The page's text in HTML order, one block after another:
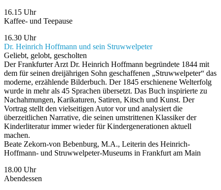
16.15 Uhr
Kaffee- und Teepause
16.30 Uhr
Dr. Heinrich Hoffmann und sein Struwwelpeter
Geliebt, gelobt, gescholten
Der Frankfurter Arzt Dr. Heinrich Hoffmann begründete 1844 mit
dem für seinen dreijährigen Sohn geschaffenen „Struwwelpeter“ das
moderne, erzählende Bilderbuch. Der 1845 erschienene Welterfolg
wurde in mehr als 45 Sprachen übersetzt. Das Buch inspirierte zu
Nachahmungen, Karikaturen, Satiren, Kitsch und Kunst. Der
Vortrag stellt den vielseitigen Autor vor und analysiert die
überzeitlichen Narrative, die seinen umstrittenen Klassiker der
Kinderliteratur immer wieder für Kindergenerationen aktuell
machen.
Beate Zekorn-von Bebenburg, M.A., Leiterin des Heinrich-
Hoffmann- und Struwwelpeter-Museums in Frankfurt am Main
18.00 Uhr
Abendessen